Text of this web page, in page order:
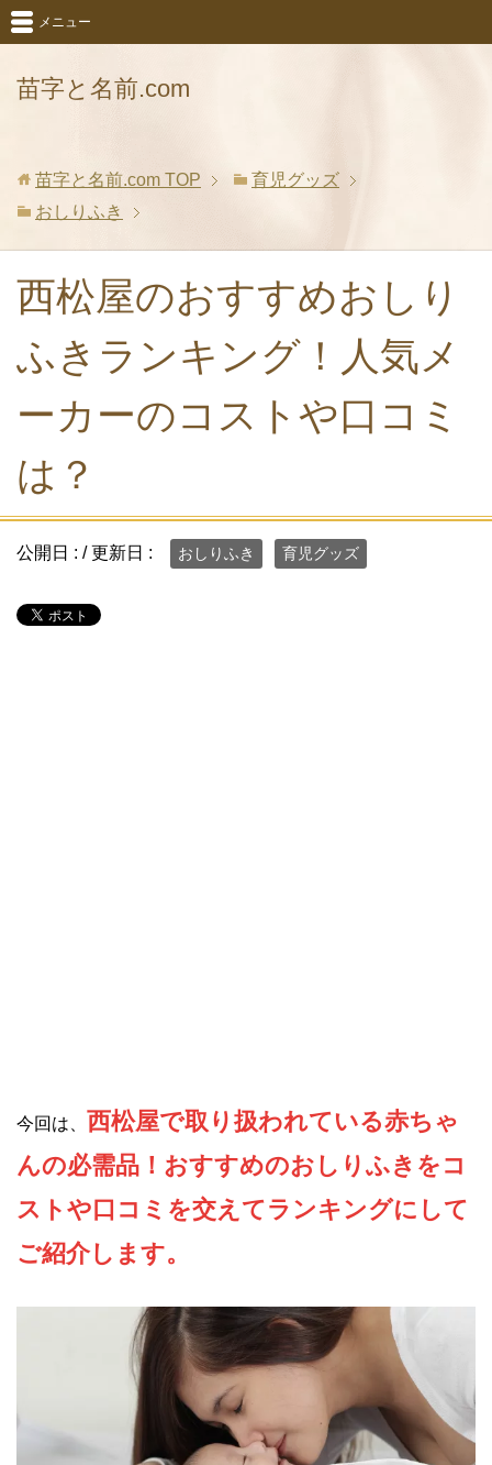
苗字と名前.com
メニュー
苗字と名前.com TOP
育児グッズ
おしりふき
西松屋のおすすめおしり
ふきランキング！人気メ
ーカーのコストや口コミ
は？
公開日 : / 更新日 : おしりふき 育児グッズ
今回は、 西松屋で取り扱われている赤ちゃ
んの必需品！おすすめのおしりふきをコ
ストや口コミを交えてランキングにして
ご紹介します。